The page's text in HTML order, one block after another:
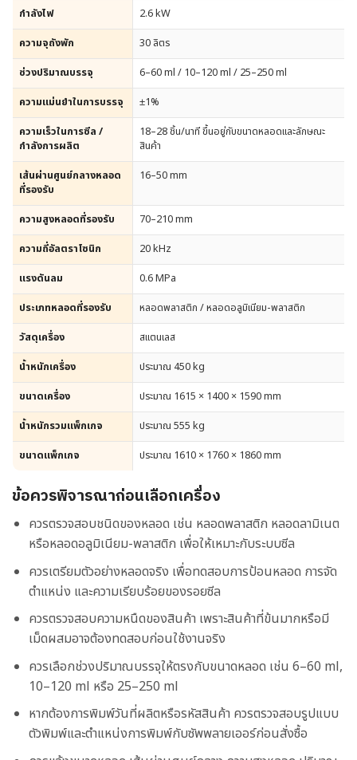
กำลังไฟ
2.6 kW
ความจุถังพัก
30 ลิตร
ช่วงปริมาณบรรจุ
6–60 ml / 10–120 ml / 25–250 ml
ความแม่นยำในการบรรจุ
±1%
ความเร็วในการซีล /
กำลังการผลิต
18–28 ชิ้น/นาที ขึ้นอยู่กับขนาดหลอดและลักษณะ
สินค้า
เส้นผ่านศูนย์กลางหลอด
ที่รองรับ
16–50 mm
ความสูงหลอดที่รองรับ
70–210 mm
ความถี่อัลตราโซนิก
20 kHz
แรงดันลม
0.6 MPa
ประเภทหลอดที่รองรับ
หลอดพลาสติก / หลอดอลูมิเนียม-พลาสติก
วัสดุเครื่อง
สแตนเลส
น้ำหนักเครื่อง
ประมาณ 450 kg
ขนาดเครื่อง
ประมาณ 1615 × 1400 × 1590 mm
น้ำหนักรวมแพ็กเกจ
ประมาณ 555 kg
ขนาดแพ็กเกจ
ประมาณ 1610 × 1760 × 1860 mm
ข้อควรพิจารณาก่อนเลือกเครื่อง
ควรตรวจสอบชนิดของหลอด เช่น หลอดพลาสติก หลอดลามิเนต
หรือหลอดอลูมิเนียม-พลาสติก เพื่อให้เหมาะกับระบบซีล
ควรเตรียมตัวอย่างหลอดจริง เพื่อทดสอบการป้อนหลอด การจัด
ตำแหน่ง และความเรียบร้อยของรอยซีล
ควรตรวจสอบความหนืดของสินค้า เพราะสินค้าที่ข้นมากหรือมี
เม็ดผสมอาจต้องทดสอบก่อนใช้งานจริง
ควรเลือกช่วงปริมาณบรรจุให้ตรงกับขนาดหลอด เช่น 6–60 ml,
10–120 ml หรือ 25–250 ml
หากต้องการพิมพ์วันที่ผลิตหรือรหัสสินค้า ควรตรวจสอบรูปแบบ
ตัวพิมพ์และตำแหน่งการพิมพ์กับซัพพลายเออร์ก่อนสั่งซื้อ